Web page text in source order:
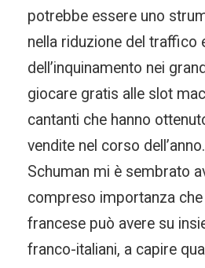
potrebbe essere uno
nella riduzione del traffico
dell’inquinamento nei
giocare gratis alle slot
cantanti che hanno
vendite nel corso
Schuman mi è sembrato
compreso importanza
francese può avere su
franco-italiani, a capire